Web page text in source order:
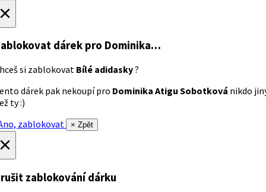
dárek pro Dominika…
si zablokovat Bílé adidasky?
dárek pak nekoupí pro Dominika Atigu Sobotková nikdo
ty :)
zablokovat
× Zpět
zablokování dárku